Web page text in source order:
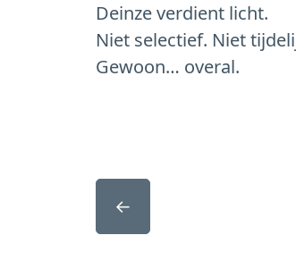
Deinze verdient licht.
Niet selectief. Niet
Gewoon… overal.
←